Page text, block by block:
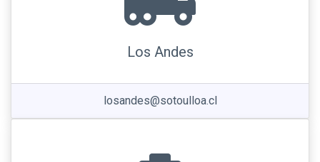
Los Andes
losandes@sotoulloa.cl